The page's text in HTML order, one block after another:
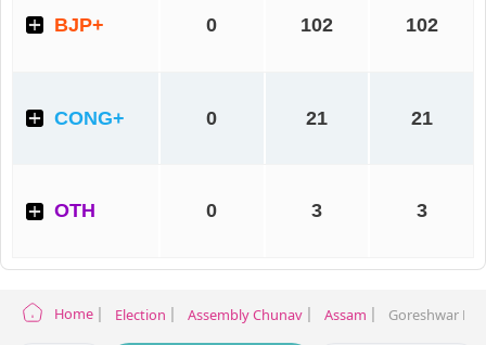
Home Election Assembly Chunav Assam Goreshwar